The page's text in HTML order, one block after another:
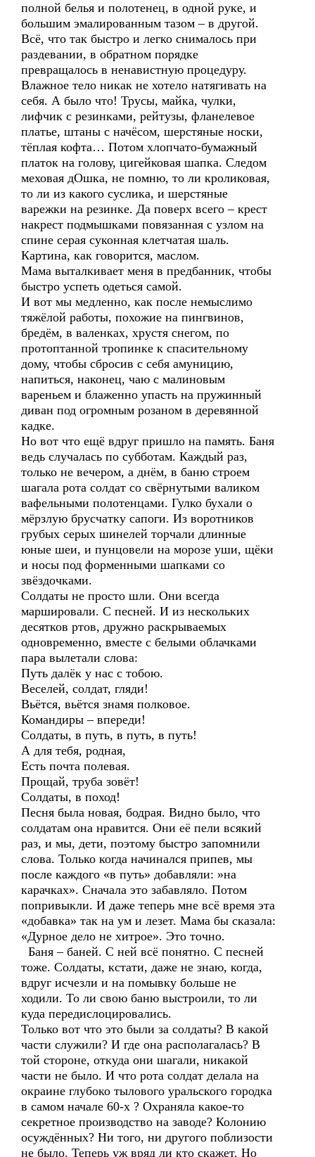
полной белья и полотенец, в одной руке, и
большим эмалированным тазом – в другой.
Всё, что так быстро и легко снималось при
раздевании, в обратном порядке
превращалось в ненавистную процедуру.
Влажное тело никак не хотело натягивать на
себя. А было что! Трусы, майка, чулки,
лифчик с резинками, рейтузы, фланелевое
платье, штаны с начёсом, шерстяные носки,
тёплая кофта… Потом хлопчато-бумажный
платок на голову, цигейковая шапка. Следом
меховая дОшка, не помню, то ли кроликовая,
то ли из какого суслика, и шерстяные
варежки на резинке. Да поверх всего – крест
накрест подмышками повязанная с узлом на
спине серая суконная клетчатая шаль.
Картина, как говорится, маслом.
Мама выталкивает меня в предбанник, чтобы
быстро успеть одеться самой.
И вот мы медленно, как после немыслимо
тяжёлой работы, похожие на пингвинов,
бредём, в валенках, хрустя снегом, по
протоптанной тропинке к спасительному
дому, чтобы сбросив с себя амуницию,
напиться, наконец, чаю с малиновым
вареньем и блаженно упасть на пружинный
диван под огромным розаном в деревянной
кадке.
Но вот что ещё вдруг пришло на память. Баня
ведь случалась по субботам. Каждый раз,
только не вечером, а днём, в баню строем
шагала рота солдат со свёрнутыми валиком
вафельными полотенцами. Гулко бухали о
мёрзлую брусчатку сапоги. Из воротников
грубых серых шинелей торчали длинные
юные шеи, и пунцовели на морозе уши, щёки
и носы под форменными шапками со
звёздочками.
Солдаты не просто шли. Они всегда
маршировали. С песней. И из нескольких
десятков ртов, дружно раскрываемых
одновременно, вместе с белыми облачками
пара вылетали слова:
Путь далёк у нас с тобою.
Веселей, солдат, гляди!
Вьётся, вьётся знамя полковое.
Командиры – впереди!
Солдаты, в путь, в путь, в путь!
А для тебя, родная,
Есть почта полевая.
Прощай, труба зовёт!
Солдаты, в поход!
Песня была новая, бодрая. Видно было, что
солдатам она нравится. Они её пели всякий
раз, и мы, дети, поэтому быстро запомнили
слова. Только когда начинался припев, мы
после каждого «в путь» добавляли: »на
карачках». Сначала это забавляло. Потом
попривыкли. И даже теперь мне всё время эта
«добавка» так на ум и лезет. Мама бы сказала:
«Дурное дело не хитрое». Это точно.
Баня – баней. С ней всё понятно. С песней
тоже. Солдаты, кстати, даже не знаю, когда,
вдруг исчезли и на помывку больше не
ходили. То ли свою баню выстроили, то ли
куда передислоцировались.
Только вот что это были за солдаты? В какой
части служили? И где она располагалась? В
той стороне, откуда они шагали, никакой
части не было. И что рота солдат делала на
окраине глубоко тылового уральского городка
в самом начале 60-х ? Охраняла какое-то
секретное производство на заводе? Колонию
осуждённых? Ни того, ни другого поблизости
не было. Теперь уж вряд ли кто скажет. Но